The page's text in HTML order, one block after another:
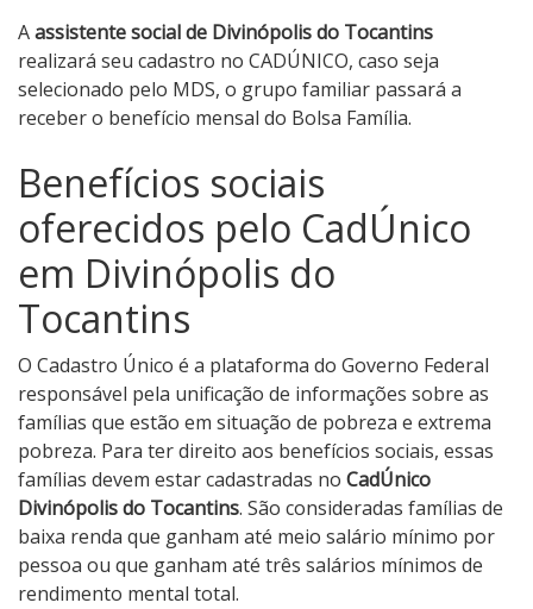
Aassistente social de Divinópolis do Tocantins
realizará seu cadastro no CADÚNICO, caso seja
selecionado pelo MDS, o grupo familiar passará a
receber o benefício mensal do Bolsa Família.
Benefícios sociais
oferecidos pelo CadÚnico
em Divinópolis do
Tocantins
O Cadastro Único é a plataforma do Governo Federal
responsável pela unificação de informações sobre as
famílias que estão em situação de pobreza e extrema
pobreza. Para ter direito aos benefícios sociais, essas
famílias devem estar cadastradas no CadÚnico
Divinópolis do Tocantins. São consideradas famílias de
baixa renda que ganham até meio salário mínimo por
pessoa ou que ganham até três salários mínimos de
rendimento mental total.